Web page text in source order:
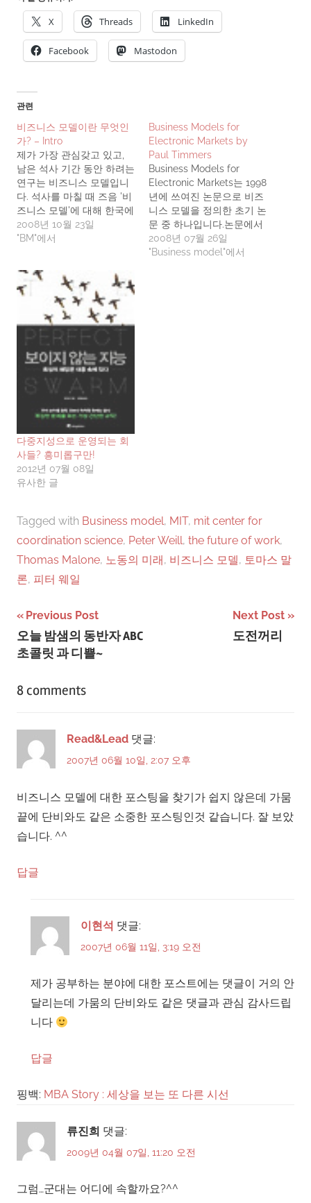
X Threads LinkedIn
Facebook Mastodon
관련
비즈니스 모델이란 무엇인
가? – Intro
제가 가장 관심갖고 있고,
남은 석사 기간 동안 하려는
연구는 비즈니스 모델입니
다. 석사를 마칠 때 즈음 '비
즈니스 모델'에 대해 한국에
서 가장 잘 아는 사람이 되
는 것이 석사과정동안의 목
학습과 연구를 제 개인 블로
그인 '이현석의 우체통'과
NAVER NORI 팀블로그를
통해 진행할까 합니다. 앞으
로 많은 코멘트와…
2008년 10월 23일
"BM"에서
Business Models for
Electronic Markets by
Paul Timmers
Business Models for
Electronic Markets는 1998
년에 쓰여진 논문으로 비즈
니스 모델을 정의한 초기 논
문 중 하나입니다.논문에서
는 전자상거래는 CALS 등
의 형태로 그 이전에도 존재
2008년 07월 26일
"Business model"에서
다중지성으로 운영되는 회
사들? 흥미롭구만!
2012년 07월 08일
유사한 글
Tagged with Business model, MIT, mit center for
coordination science, Peter Weill, the future of work,
Thomas Malone, 노동의 미래, 비즈니스 모델, 토마스 말
론, 피터 웨일
글
탐
Previous Post
오늘 밤샘의 동반자 ABC
초콜릿 과 디쁠~
Next Post
도전꺼리
8 comments
Read&Lead 댓글:
2007년 06월 10일, 2:07 오후
비즈니스 모델에 대한 포스팅을 찾기가 쉽지 않은데 가뭄
끝에 단비와도 같은 소중한 포스팅인것 같습니다. 잘 보았
습니다. ^^
답글
이현석 댓글:
2007년 06월 11일, 3:19 오전
제가 공부하는 분야에 대한 포스트에는 댓글이 거의 안
달리는데 가뭄의 단비와도 같은 댓글과 관심 감사드립
니다
답글
핑백: MBA Story : 세상을 보는 또 다른 시선
류진희 댓글:
2009년 04월 07일, 11:20 오전
그럼…군대는 어디에 속할까요?^^